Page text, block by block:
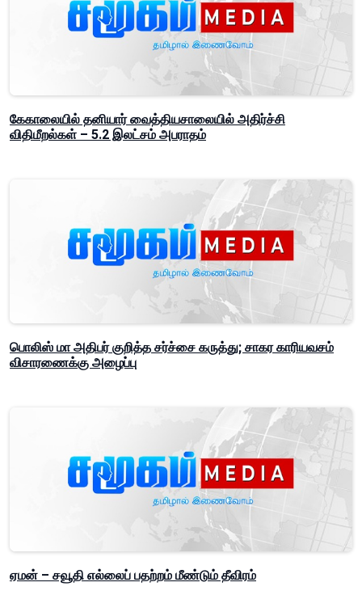
கேகாலையில் தனியார் வைத்தியசாலையில் அதிர்ச்சி
விதிமீறல்கள் – 5.2 இலட்சம் அபராதம்
பொலிஸ் மா அதிபர் குறித்த சர்ச்சை கருத்து; சாகர காரியவசம்
விசாரணைக்கு அழைப்பு
ஏமன் – சவூதி எல்லைப் பதற்றம் மீண்டும் தீவிரம்